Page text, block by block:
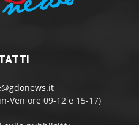
Ven ore 09-12 e 15-17)